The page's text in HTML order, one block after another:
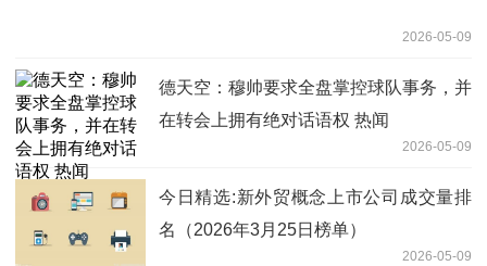
2026-05-09
德天空：穆帅要求全盘掌控球队事务，并
在转会上拥有绝对话语权 热闻
2026-05-09
今日精选:新外贸概念上市公司成交量排
名（2026年3月25日榜单）
2026-05-09